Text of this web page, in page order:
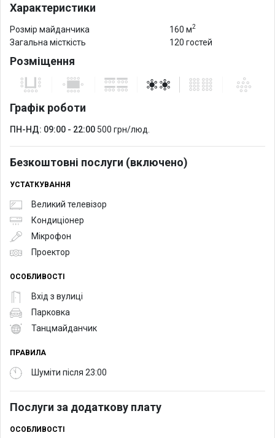
Характеристики
Розмір майданчика 160 м2
Загальна місткість 120 гостей
Розміщення
Графік роботи
ПН-НД: 09:00 - 22:00 500 грн/люд.
Безкоштовні послуги (включено)
УСТАТКУВАННЯ
Великий телевізор
Кондиціонер
Мікрофон
Проектор
ОСОБЛИВОСТІ
Вхід з вулиці
Парковка
Танцмайданчик
ПРАВИЛА
Шуміти після 23:00
Послуги за додаткову плату
ОСОБЛИВОСТІ